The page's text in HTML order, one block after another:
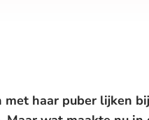
met haar puber lijken